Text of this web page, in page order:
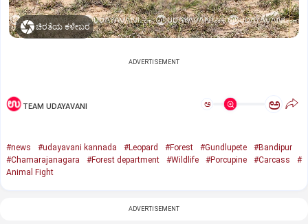
ಚಿರತೆಯ ಕಳೇಬರ
ADVERTISEMENT
TEAM UDAYAVANI ಅ ಅ
#news #udayavani kannada #Leopard #Forest #Gundlupete
#Bandipur
#Chamarajanagara
#Forest department #Wildlife #Porcupine #Carcass
#
Animal Fight
ADVERTISEMENT